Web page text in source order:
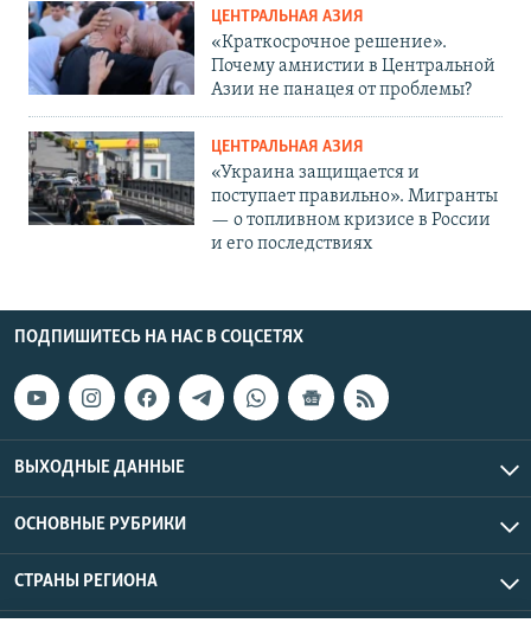
ЦЕНТРАЛЬНАЯ АЗИЯ
«Краткосрочное решение».
Почему амнистии в Центральной
Азии не панацея от проблемы?
ЦЕНТРАЛЬНАЯ АЗИЯ
«Украина защищается и
поступает правильно». Мигранты
— о топливном кризисе в России
и его последствиях
ПОДПИШИТЕСЬ НА НАС В СОЦСЕТЯХ
ВЫХОДНЫЕ ДАННЫЕ
ОСНОВНЫЕ РУБРИКИ
СТРАНЫ РЕГИОНА